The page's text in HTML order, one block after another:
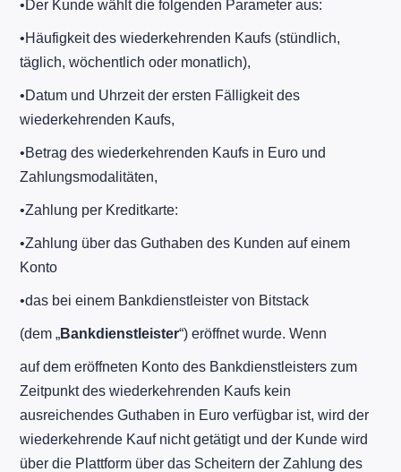
​•​Der Kunde wählt die folgenden Parameter aus:
​•​Häufigkeit des wiederkehrenden Kaufs (stündlich,
täglich, wöchentlich oder monatlich),
​•​Datum und Uhrzeit der ersten Fälligkeit des
wiederkehrenden Kaufs,
​•​Betrag des wiederkehrenden Kaufs in Euro und
Zahlungsmodalitäten,
​•​Zahlung per Kreditkarte:
​•​Zahlung über das Guthaben des Kunden auf einem
Konto
​•​das bei einem Bankdienstleister von Bitstack
(dem „Bankdienstleister“) eröffnet wurde. Wenn
auf dem eröffneten Konto des Bankdienstleisters zum
Zeitpunkt des wiederkehrenden Kaufs kein
ausreichendes Guthaben in Euro verfügbar ist, wird der
wiederkehrende Kauf nicht getätigt und der Kunde wird
über die Plattform über das Scheitern der Zahlung des